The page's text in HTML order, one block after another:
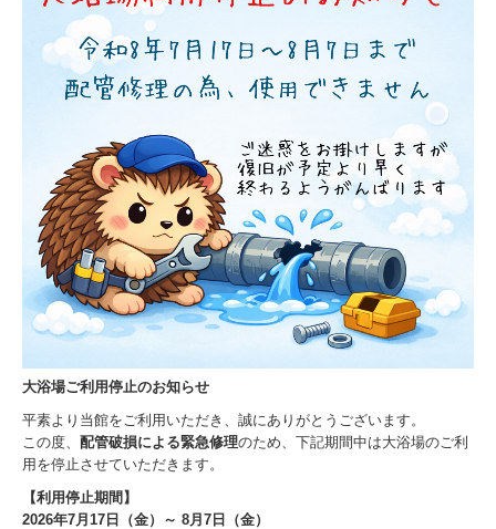
大浴場ご利用停止のお知らせ
平素より当館をご利用いただき、誠にありがとうございます。
この度、 配管破損による緊急修理のため、下記期間中は大浴場のご利
用を停止させていただきます。
【利用停止期間】
2026年7月17日（金）～ 8月7日（金）